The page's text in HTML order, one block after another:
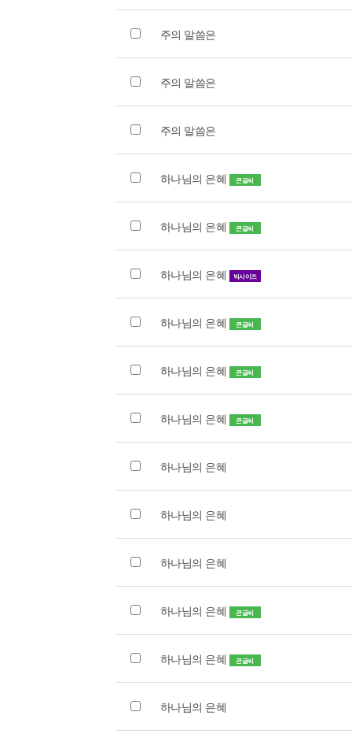
주의 말씀은
주의 말씀은
주의 말씀은
하나님의 은혜 큰글씨
하나님의 은혜 큰글씨
하나님의 은혜 빅사이즈
하나님의 은혜 큰글씨
하나님의 은혜 큰글씨
하나님의 은혜 큰글씨
하나님의 은혜
하나님의 은혜
하나님의 은혜
하나님의 은혜 큰글씨
하나님의 은혜 큰글씨
하나님의 은혜